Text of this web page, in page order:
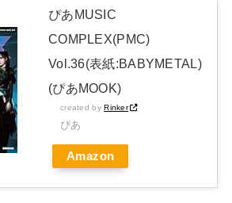
ンで注文とキャンセル繰り返し総額43億円被
定生産盤「METAL FORTH (DELUXE
METAL FORTH DELUXE JAPAN EDITION
互RSS
ぴあMUSIC
COMPLEX(PMC)
Vol.36(表紙:BABYMETAL)
(ぴあMOOK)
created byRinker
ぴあ
Amazon